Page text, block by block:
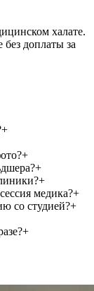
халате.
доплаты за
+
+
+
+
медика?+
со студией?+
+